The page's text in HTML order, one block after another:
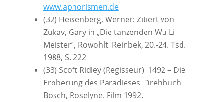
www.aphorismen.de
(32) Heisenberg, Werner: Zitiert von
Zukav, Gary in „Die tanzenden Wu Li
Meister“, Rowohlt: Reinbek, 20.-24. Tsd.
1988, S. 222
(33) Scoft Ridley (Regisseur): 1492 – Die
Eroberung des Paradieses. Drehbuch
Bosch, Roselyne. Film 1992.